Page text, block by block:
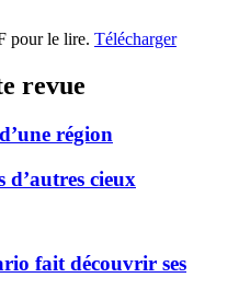
pour le lire. Télécharger
revue
région
cieux
fait découvrir ses